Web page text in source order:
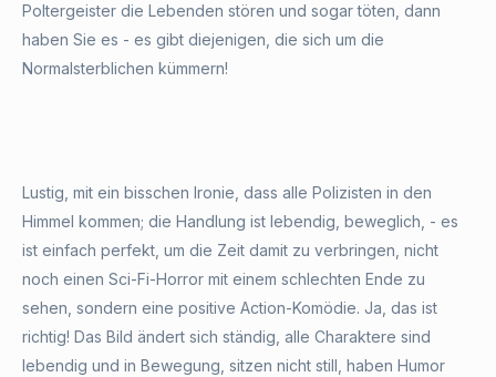
Poltergeister die Lebenden stören und sogar töten, dann
haben Sie es - es gibt diejenigen, die sich um die
Normalsterblichen kümmern!
Lustig, mit ein bisschen Ironie, dass alle Polizisten in den
Himmel kommen; die Handlung ist lebendig, beweglich, - es
ist einfach perfekt, um die Zeit damit zu verbringen, nicht
noch einen Sci-Fi-Horror mit einem schlechten Ende zu
sehen, sondern eine positive Action-Komödie. Ja, das ist
richtig! Das Bild ändert sich ständig, alle Charaktere sind
lebendig und in Bewegung, sitzen nicht still, haben Humor